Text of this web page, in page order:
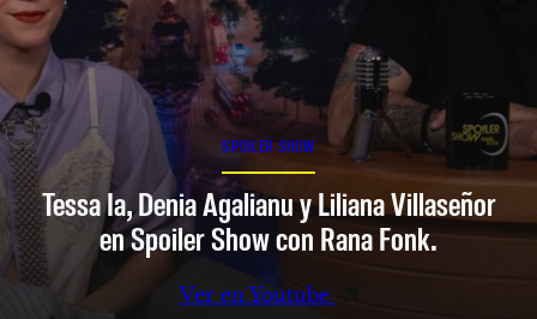
SPOILER SHOW
Tessa Ia, Denia Agalianu y Liliana Villaseñor
en Spoiler Show con Rana Fonk.
Ver en Youtube